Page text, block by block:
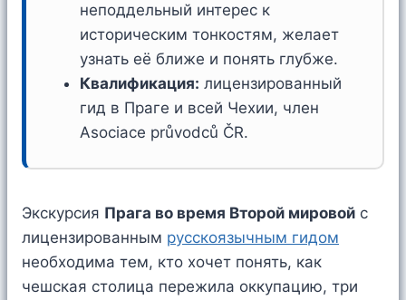
неподдельный интерес к
историческим тонкостям, желает
узнать её ближе и понять глубже.
Квалификация: лицензированный
гид в Праге и всей Чехии, член
Asociace průvodců ČR.
Экскурсия Прага во время Второй мировой с
лицензированным русскоязычным гидом
необходима тем, кто хочет понять, как
чешская столица пережила оккупацию, три